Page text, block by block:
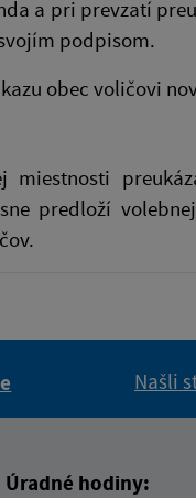
a pri prevzatí
podpisom.
obec voličovi
predloží
Našli
Úradné hodiny: